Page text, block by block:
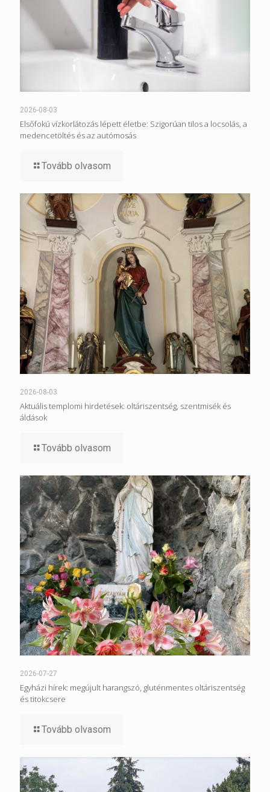
2026-08-03
Elsőfokú vízkorlátozás lépett életbe: Szigorúan tilos a locsolás, a
medencetöltés és az autómosás
Tovább olvasom
2026-08-03
Aktuális templomi hirdetések: oltáriszentség, szentmisék és
áldások
Tovább olvasom
2026-07-27
Egyházi hírek: megújult harangszó, gluténmentes oltáriszentség
és titokcsere
Tovább olvasom